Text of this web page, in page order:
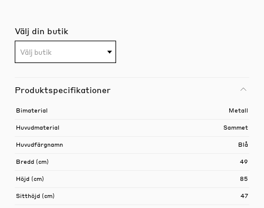
Välj din butik
Välj butik
Produktspecifikationer
Bimaterial Metall
Huvudmaterial Sammet
Huvudfärgnamn Blå
Bredd (cm) 49
Höjd (cm) 85
Sitthöjd (cm) 47